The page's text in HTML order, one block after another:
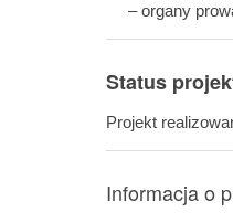
– organy
Status
Projekt
Informacja o